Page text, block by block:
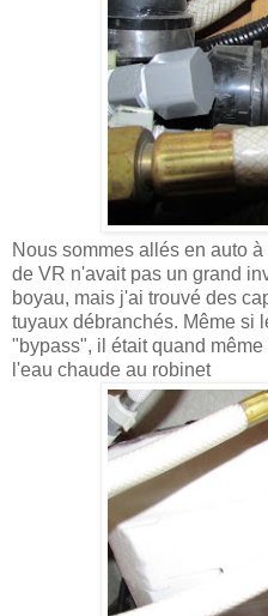
Nous sommes allés en auto
de VR n'avait pas un grand
boyau, mais j'ai trouvé des
tuyaux débranchés. Même si
"bypass", il était quand
l'eau chaude au robinet